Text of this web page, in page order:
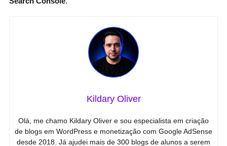
Kildary Oliver
Olá, me chamo Kildary Oliver e sou especialista em criação
de blogs em WordPress e monetização com Google AdSense
desde 2018. Já ajudei mais de 300 blogs de alunos a serem